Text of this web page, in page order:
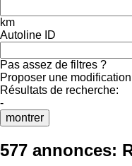
km
Autoline ID
Pas assez de filtres ?
Proposer une modification
Résultats de recherche:
-
montrer
577 annonces: